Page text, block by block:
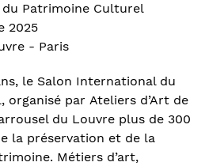
Patrimoine Culturel
2025
- Paris
le Salon International du
organisé par Ateliers d’Art de
du Louvre plus de 300
la préservation et de la
Métiers d’art,